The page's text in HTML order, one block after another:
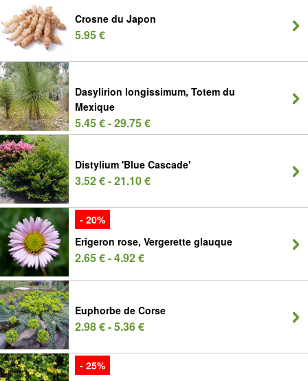
Crosne du Japon
5.95 €
Dasylirion longissimum, Totem du
Mexique
5.45 € - 29.75 €
Distylium 'Blue Cascade'
3.52 € - 21.10 €
- 20%
Erigeron rose, Vergerette glauque
2.65 € - 4.92 €
Euphorbe de Corse
2.98 € - 5.36 €
- 25%